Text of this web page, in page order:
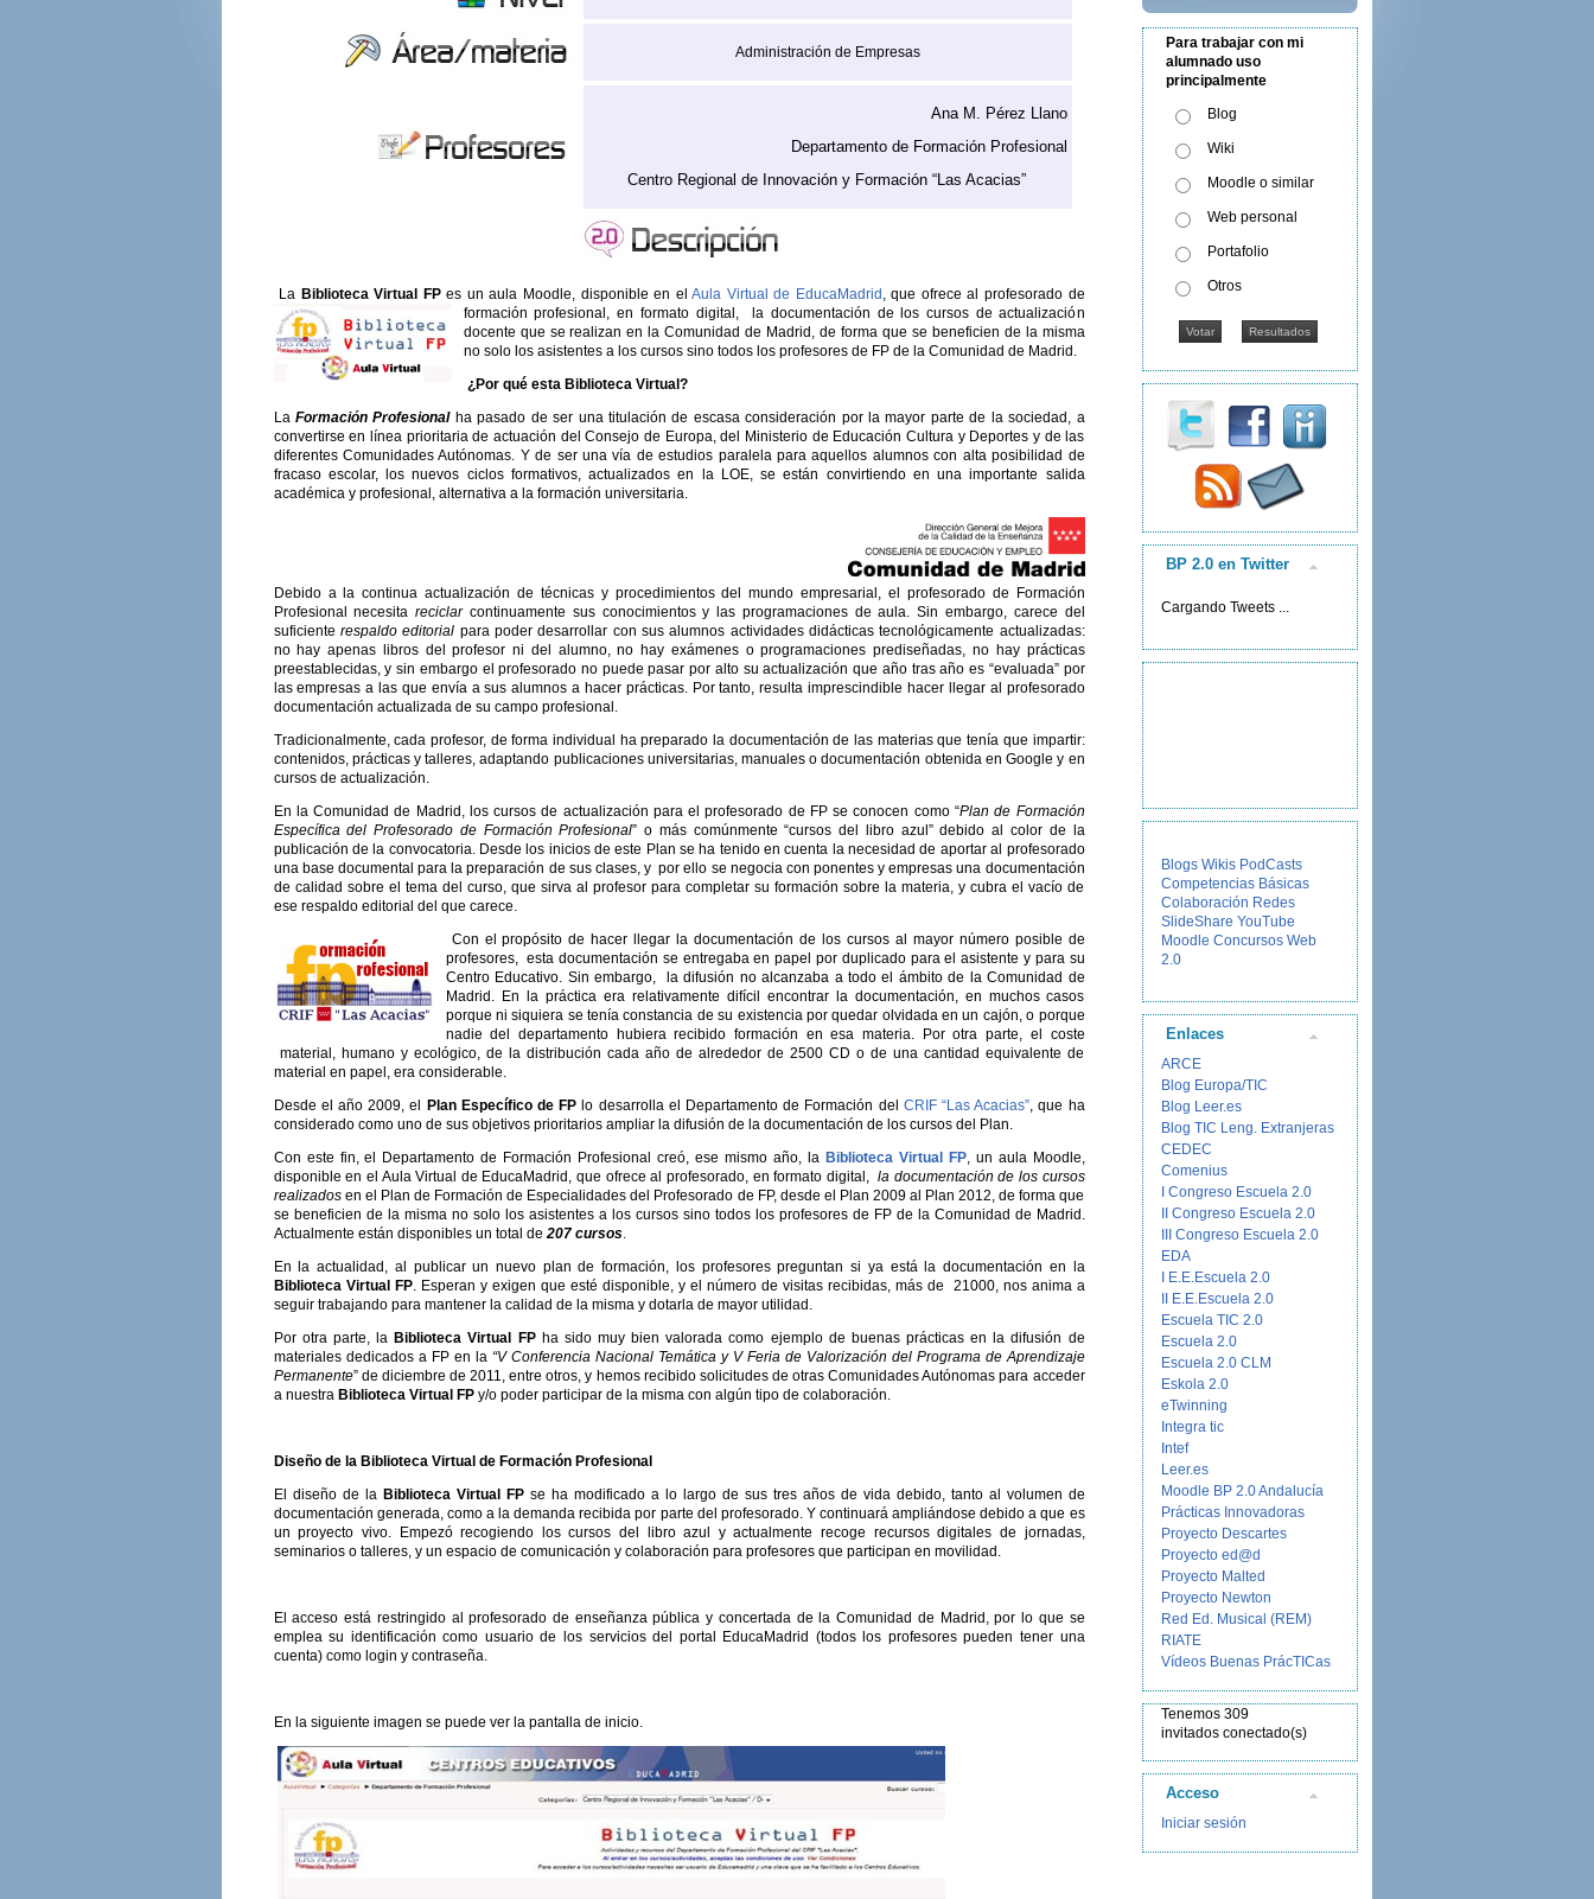
Administración de Empresas
Ana M. Pérez Llano
Departamento de Formación Profesional
Centro Regional de Innovación y Formación “Las Acacias”
La BibliotecaVirtual FPes un aula Moodle, disponible en elAula Virtual de EducaMadrid , que ofrece al profesorado de
formación profesional, en formato digital, la documentación de los cursos de actualización
docente que se realizan en la Comunidad de Madrid, de forma que se beneficien de la misma
no solo los asistentes a los cursos sino todos los profesores de FP de la Comunidad de Madrid.
¿Por qué esta Biblioteca Virtual?
LaFormación Profesionalha pasado de ser una titulación de escasa consideración por la mayor parte de la sociedad, a
convertirse en línea prioritaria de actuación del Consejo de Europa, del Ministerio de Educación Cultura y Deportes y de las
diferentes Comunidades Autónomas. Y de ser una vía de estudios paralela para aquellos alumnos con alta posibilidad de
fracaso escolar, los nuevos ciclos formativos, actualizados en la LOE, se están convirtiendo en una importante salida
académica y profesional, alternativa a la formación universitaria.
Debido a la continua actualización de técnicas y procedimientos del mundo empresarial, el profesorado de Formación
Profesional necesitareciclarcontinuamente sus conocimientos y las programaciones de aula. Sin embargo, carece del
suficiente respaldo editorial para poder desarrollar con sus alumnos actividades didácticas tecnológicamente actualizadas:
no hay apenas libros del profesor ni del alumno, no hay exámenes o programaciones prediseñadas, no hay prácticas
preestablecidas, y sin embargo el profesorado no puede pasar por alto su actualización que año tras año es “evaluada” por
las empresas a las que envía a sus alumnos a hacer prácticas. Por tanto, resulta imprescindible hacer llegar al profesorado
documentación actualizada de su campo profesional.
Tradicionalmente, cada profesor, de forma individual ha preparado la documentación de las materias que tenía que impartir:
contenidos, prácticas y talleres, adaptando publicaciones universitarias, manuales o documentación obtenida en Google y en
cursos de actualización.
En la Comunidad de Madrid, los cursos de actualización para el profesorado de FP se conocen como “Plan de Formación
Específica del Profesorado de Formación Profesional” o más comúnmente “cursos del libro azul” debido al color de la
publicación de la convocatoria. Desde los inicios de este Plan se ha tenido en cuenta la necesidad de aportar al profesorado
una base documental para la preparación de sus clases, y por ello se negocia con ponentes y empresas una documentación
de calidad sobre el tema del curso, que sirva al profesor para completar su formación sobre la materia, y cubra el vacío de
ese respaldo editorial del que carece.
Con el propósito de hacer llegar la documentación de los cursos al mayor número posible de
profesores, esta documentación se entregaba en papel por duplicado para el asistente y para su
Centro Educativo. Sin embargo, la difusión no alcanzaba a todo el ámbito de la Comunidad de
Madrid. En la práctica era relativamente difícil encontrar la documentación, en muchos casos
porque ni siquiera se tenía constancia de su existencia por quedar olvidada en un cajón, o porque
nadie del departamento hubiera recibido formación en esa materia. Por otra parte, el coste
material, humano y ecológico, de la distribución cada año de alrededor de 2500 CD o de una cantidad equivalente de
material en papel, era considerable.
Desde el año 2009, el
Plan Específico de FP lo desarrolla el Departamento de Formación del CRIF “Las Acacias”, que ha
considerado como uno de sus objetivos prioritarios ampliar la difusión de la documentación de los cursos del Plan.
Con este fin, el Departamento de Formación Profesional creó, ese mismo año, la Biblioteca Virtual FP, un aula Moodle,
disponible en el Aula Virtual de EducaMadrid, que ofrece al profesorado, en formato digital, la documentación de los cursos
realizadosen el Plan de Formación de Especialidades del Profesorado de FP, desde el Plan 2009 al Plan 2012, de forma que
se beneficien de la misma no solo los asistentes a los cursos sino todos los profesores de FP de la Comunidad de Madrid.
Actualmente están disponibles un total de207 cursos.
En la actualidad, al publicar un nuevo plan de formación, los profesores preguntan si ya está la documentación en la
Biblioteca Virtual FP. Esperan y exigen que esté disponible, y el número de visitas recibidas, más de 21000, nos anima a
seguir trabajando para mantener la calidad de la misma y dotarla de mayor utilidad.
Por otra parte, la BibliotecaVirtual FPha sido muy bien valorada como ejemplo de buenas prácticas en la difusión de
materiales dedicados a FP en la “V Conferencia Nacional Temática y V Feria de Valorización del Programa de Aprendizaje
Permanente” de diciembre de 2011, entre otros, y hemos recibido solicitudes de otras Comunidades Autónomas para acceder
a nuestra Biblioteca Virtual FPy/o poder participar de la misma con algún tipo de colaboración.
Diseño de la Biblioteca Virtual de Formación Profesional
El diseño de la Biblioteca Virtual FPse ha modificado a lo largo de sus tres años de vida debido, tanto al volumen de
documentación generada, como a la demanda recibida por parte del profesorado. Y continuará ampliándose debido a que es
un proyecto vivo. Empezó recogiendo los cursos del libro azul y actualmente recoge recursos digitales de jornadas,
seminarios o talleres, y un espacio de comunicación y colaboración para profesores que participan en movilidad.
El acceso está restringido al profesorado de enseñanza pública y concertada de la Comunidad de Madrid, por lo que se
emplea su identificación como usuario de los servicios del portal EducaMadrid (todos los profesores pueden tener una
cuenta) como login y contraseña.
En la siguiente imagen se puede ver la pantalla de inicio.
Para trabajar con mi
alumnado uso
principalmente
Blog
Wiki
Moodle o similar
Web personal
Portafolio
Otros
BP 2.0 en Twitter
Cargando Tweets ...
Blogs Wikis PodCasts
Competencias Básicas
Colaboración Redes
SlideShare YouTube
Moodle Concursos Web
2.0
Enlaces
ARCE
Blog Europa/TIC
Blog Leer.es
Blog TIC Leng. Extranjeras
CEDEC
Comenius
I Congreso Escuela 2.0
II Congreso Escuela 2.0
III Congreso Escuela 2.0
EDA
I E.E.Escuela 2.0
II E.E.Escuela 2.0
Escuela TIC 2.0
Escuela 2.0
Escuela 2.0 CLM
Eskola 2.0
eTwinning
Integra tic
Intef
Leer.es
Moodle BP 2.0 Andalucía
Prácticas Innovadoras
Proyecto Descartes
Proyecto ed@d
Proyecto Malted
Proyecto Newton
Red Ed. Musical (REM)
RIATE
Vídeos Buenas PrácTICas
Tenemos 309
invitados conectado(s)
Acceso
Iniciar sesión